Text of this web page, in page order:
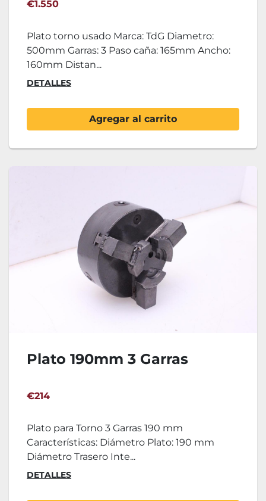
€1.550
Plato torno usado Marca: TdG Diametro:
500mm Garras: 3 Paso caña: 165mm Ancho:
160mm Distan...
DETALLES
Agregar al carrito
Plato 190mm 3 Garras
€214
Plato para Torno 3 Garras 190 mm
Características: Diámetro Plato: 190 mm
Diámetro Trasero Inte...
DETALLES